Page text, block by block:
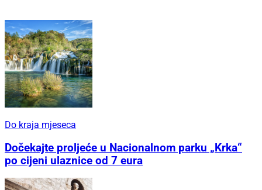
Do kraja mjeseca
Dočekajte proljeće u Nacionalnom parku „Krka“
po cijeni ulaznice od 7 eura